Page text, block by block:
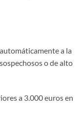
a la
o de alto
a 3.000 euros en